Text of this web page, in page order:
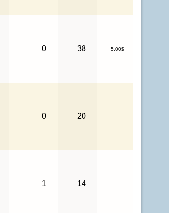
0 38 5.00$
0 20
1 14